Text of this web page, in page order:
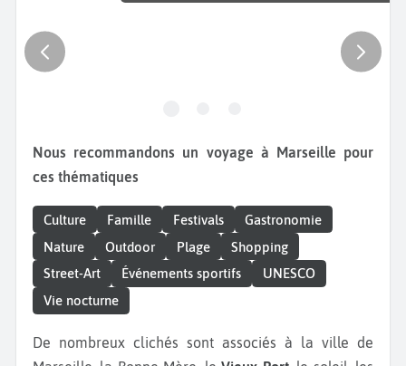
Nous recommandons un voyage à Marseille pour
ces thématiques
Culture Famille Festivals
Gastronomie
Nature
Outdoor Plage
Shopping
Street-Art
Événements sportifs
UNESCO
Vie nocturne
De nombreux clichés sont associés à la ville de